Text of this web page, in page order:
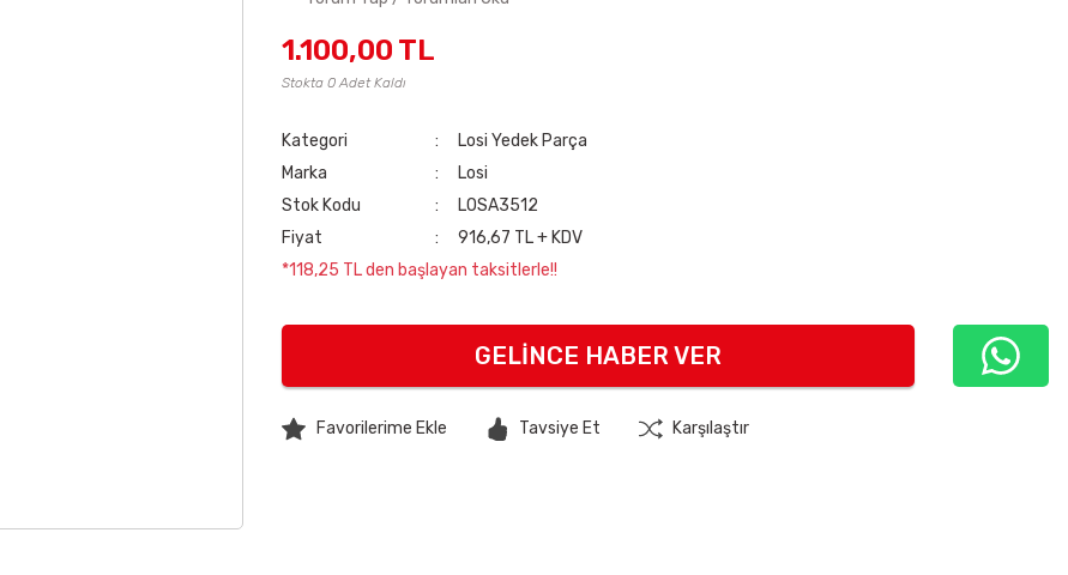
1.100,00 TL
Stokta 0 Adet Kaldı
Kategori
Losi Yedek Parça
Marka
Losi
Stok Kodu
LOSA3512
Fiyat
916,67 TL + KDV
*118,25 TL den başlayan taksitlerle!!
GELINCE HABER VER
Tavsiye Et Karşılaştır